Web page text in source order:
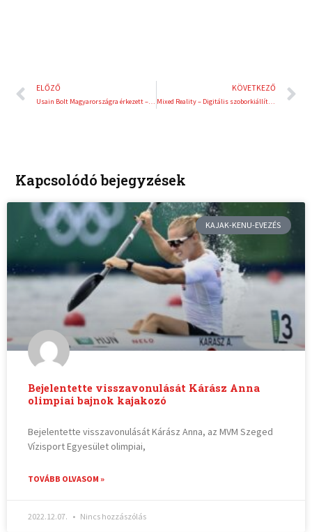
Előző
ELŐZŐ KÖVETKEZŐ
Mixed Reality – Digitális szoborkiállítás Bécsben
Kapcsolódó bejegyzések
KAJAK-KENU-EVEZÉS
Bejelentette visszavonulását Kárász Anna
olimpiai bajnok kajakozó
Bejelentette visszavonulását Kárász Anna, az MVM Szeged
Vízisport Egyesület olimpiai,
TOVÁBB OLVASOM »
2022.12.07. Nincs hozzászólás